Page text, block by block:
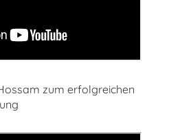
zum erfolgreichen